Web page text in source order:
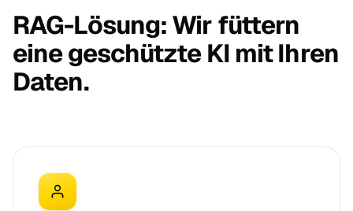
RAG-Lösung: Wir füttern
eine geschützte KI mit Ihren
Daten.